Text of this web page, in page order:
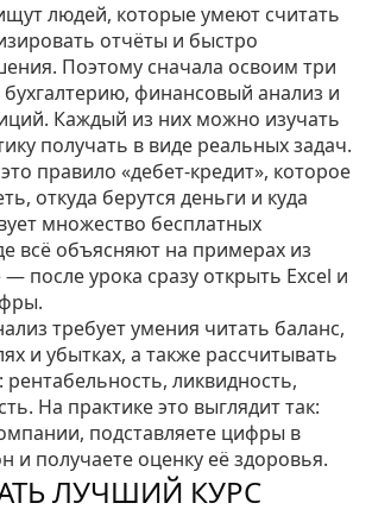
людей, которые умеют считать
отчёты и быстро
Поэтому сначала освоим три
финансовый анализ и
Каждый из них можно изучать
получать в виде реальных задач.
правило «дебет‑кредит», которое
откуда берутся деньги и куда
множество бесплатных
всё объясняют на примерах из
после урока сразу открыть Excel и
требует умения читать баланс,
и убытках, а также рассчитывать
ликвидность,
На практике это выглядит так:
подставляете цифры в
и получаете оценку её здоровья.
ЛУЧШИЙ КУРС